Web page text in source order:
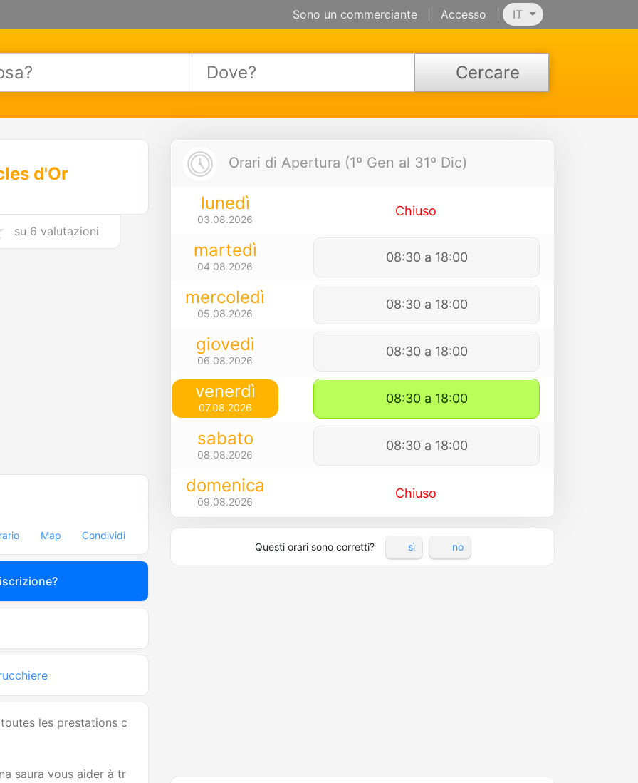
Sono un commerciante Accesso IT
Cercare
d'Or
su 6 valutazioni
Map Condividi
les prestations c
saura vous aider à tr
Orari di Apertura (1º Gen al 31º Dic)
lunedì
03.08.2026
Chiuso
martedì
04.08.2026
08:30 a 18:00
mercoledì
05.08.2026
08:30 a 18:00
giovedì
06.08.2026
08:30 a 18:00
venerdì
07.08.2026
08:30 a 18:00
sabato
08.08.2026
08:30 a 18:00
domenica
09.08.2026
Chiuso
Questi orari sono corretti? sì no